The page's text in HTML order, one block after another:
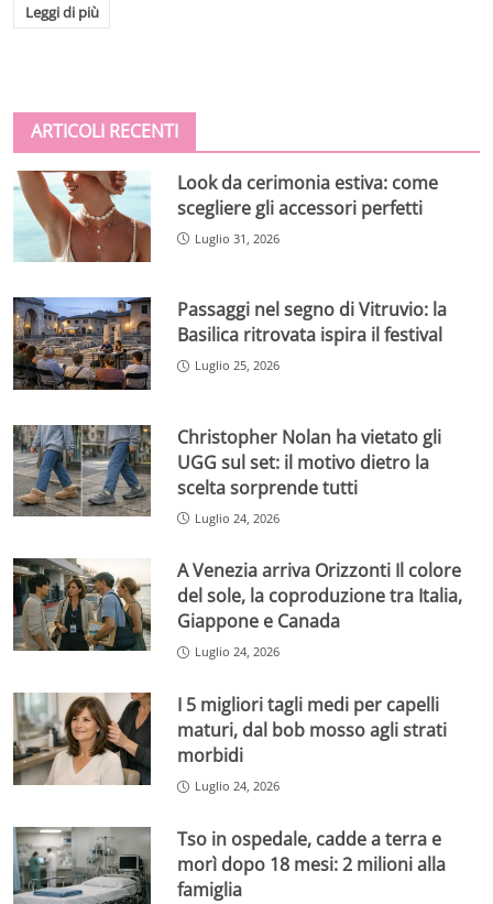
Leggi di più
ARTICOLI RECENTI
Look da cerimonia estiva: come
scegliere gli accessori perfetti
Luglio 31, 2026
Passaggi nel segno di Vitruvio: la
Basilica ritrovata ispira il festival
Luglio 25, 2026
Christopher Nolan ha vietato gli
UGG sul set: il motivo dietro la
scelta sorprende tutti
Luglio 24, 2026
A Venezia arriva Orizzonti Il colore
del sole, la coproduzione tra Italia,
Giappone e Canada
Luglio 24, 2026
I 5 migliori tagli medi per capelli
maturi, dal bob mosso agli strati
morbidi
Luglio 24, 2026
Tso in ospedale, cadde a terra e
morì dopo 18 mesi: 2 milioni alla
famiglia